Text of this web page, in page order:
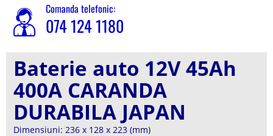
Comanda telefonic:
074 124 1180
Baterie auto 12V 45Ah
400A CARANDA
DURABILA JAPAN
Dimensiuni: 236 x 128 x 223 (mm)